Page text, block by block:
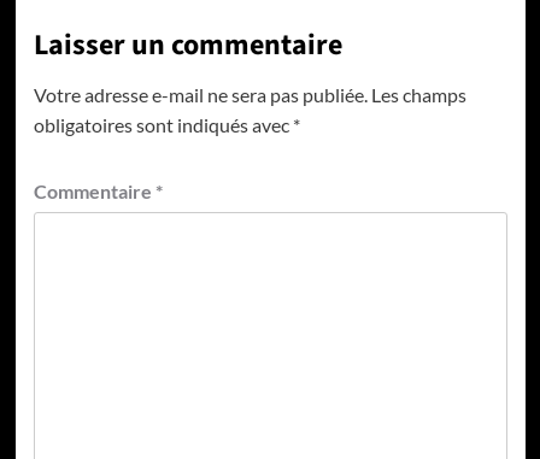
Laisser un commentaire
Votre adresse e-mail ne sera pas publiée. Les champs
obligatoires sont indiqués avec *
Commentaire *